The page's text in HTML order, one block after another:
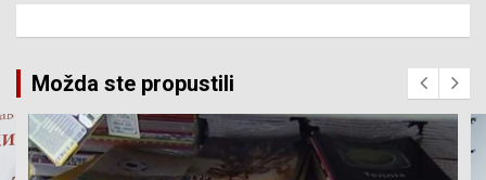
Možda ste propustili